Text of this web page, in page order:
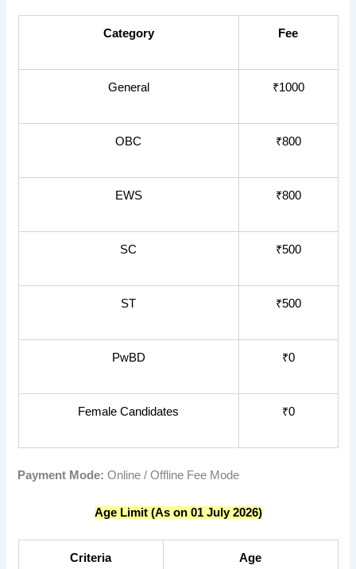
Category Fee
General ₹1000
OBC ₹800
EWS ₹800
SC ₹500
ST ₹500
PwBD ₹0
Female Candidates ₹0
Payment Mode: Online / Offline Fee Mode
Age Limit (As on 01 July 2026)
Criteria Age